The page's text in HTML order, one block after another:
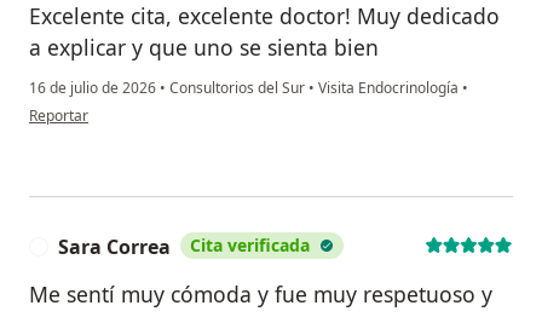
Excelente cita, excelente doctor! Muy dedicado
a explicar y que uno se sienta bien
16 de julio de 2026 • Consultorios del Sur • Visita Endocrinología •
en opinión del usuario Sv
Reportar
Sara Correa Cita verificada
Me sentí muy cómoda y fue muy respetuoso y